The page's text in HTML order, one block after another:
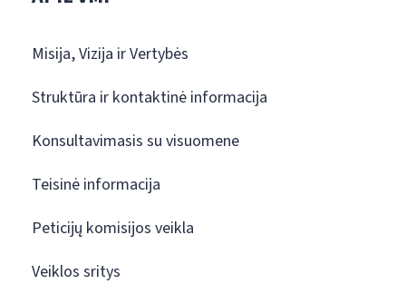
Misija, Vizija ir Vertybės
Struktūra ir kontaktinė informacija
Konsultavimasis su visuomene
Teisinė informacija
Peticijų komisijos veikla
Veiklos sritys